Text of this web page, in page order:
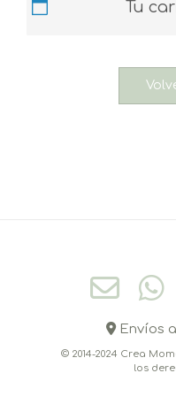
Tu
Envíos
© 2014-2024 Crea
los